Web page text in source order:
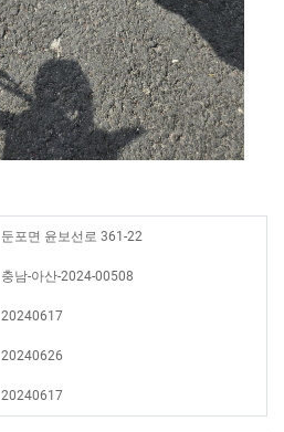
둔포면 윤보선로 361-22
충남-아산-2024-00508
20240617
20240626
20240617